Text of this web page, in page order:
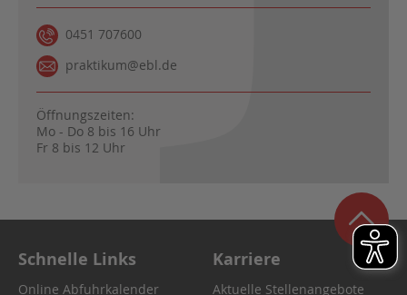
0451 707600
praktikum@ebl.de
Öffnungszeiten:
Mo - Do 8 bis 16 Uhr
Fr 8 bis 12 Uhr
Schnelle Links
Online Abfuhrkalender
Karriere
Aktuelle Stellenangebote